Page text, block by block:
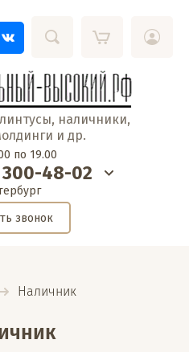
наличники,
и др.
по 19.00
48-02
звонок
  Наличник